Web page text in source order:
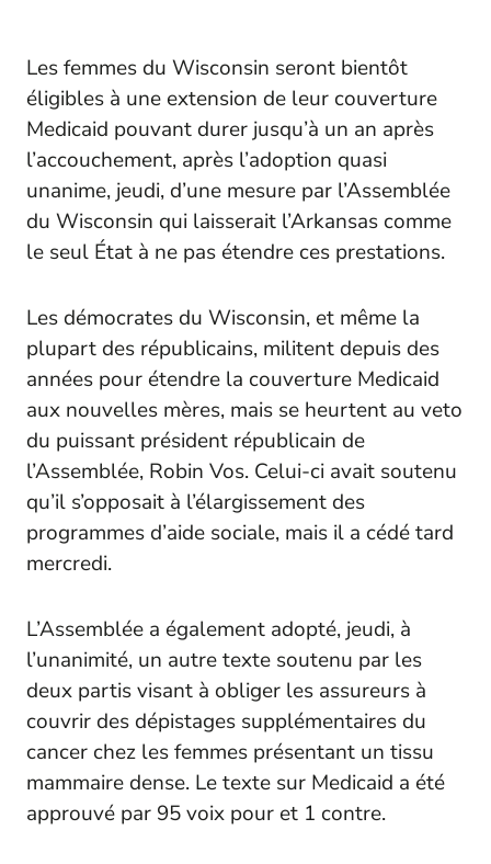
Les femmes du Wisconsin seront bientôt
éligibles à une extension de leur couverture
Medicaid pouvant durer jusqu’à un an après
l’accouchement, après l’adoption quasi
unanime, jeudi, d’une mesure par l’Assemblée
du Wisconsin qui laisserait l’Arkansas comme
le seul État à ne pas étendre ces prestations.
Les démocrates du Wisconsin, et même la
plupart des républicains, militent depuis des
années pour étendre la couverture Medicaid
aux nouvelles mères, mais se heurtent au veto
du puissant président républicain de
l’Assemblée, Robin Vos. Celui-ci avait soutenu
qu’il s’opposait à l’élargissement des
programmes d’aide sociale, mais il a cédé tard
mercredi.
L’Assemblée a également adopté, jeudi, à
l’unanimité, un autre texte soutenu par les
deux partis visant à obliger les assureurs à
couvrir des dépistages supplémentaires du
cancer chez les femmes présentant un tissu
mammaire dense. Le texte sur Medicaid a été
approuvé par 95 voix pour et 1 contre.